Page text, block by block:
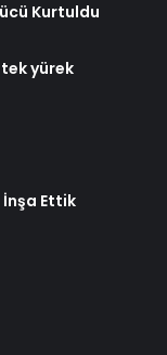
Kurtuldu
yürek
İnşa Ettik